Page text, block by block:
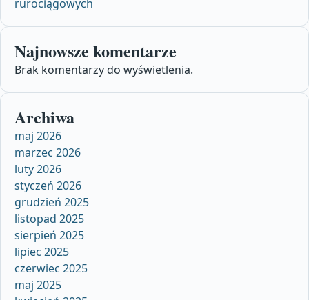
rurociągowych
Najnowsze komentarze
Brak komentarzy do wyświetlenia.
Archiwa
maj 2026
marzec 2026
luty 2026
styczeń 2026
grudzień 2025
listopad 2025
sierpień 2025
lipiec 2025
czerwiec 2025
maj 2025